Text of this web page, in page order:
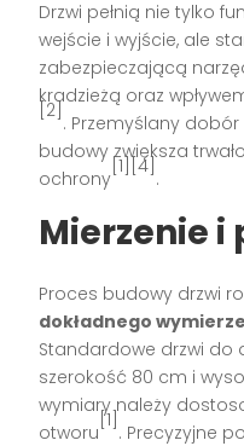
Drzwi pełnią nie tylko
wejście i wyjście, ale
zabezpieczającą
kradzieżą oraz
[2]
. Przemyślany
budowy zwiększa
ochrony
[1][4]
.
Mierzenie
Proces budowy drzwi
dokładnego
Standardowe drzwi do
szerokość 80 cm i
wymiary należy
otworu
[1]
. Precyzyjne